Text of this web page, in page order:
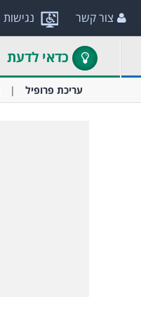
נגישות צור קשר
כדאי לדעת
עריכת פרופיל